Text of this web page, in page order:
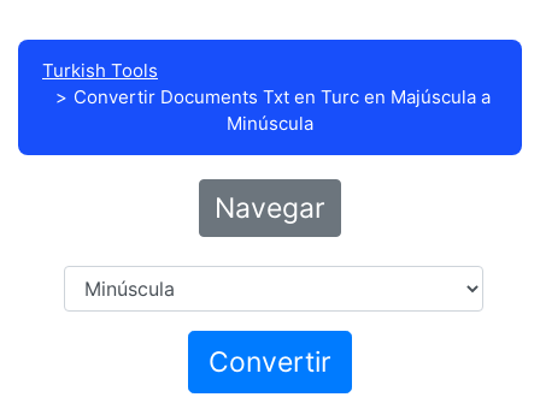
Turkish Tools
Convertir Documents Txt en Turc en Majúscula a
Minúscula
Navegar
Convertir